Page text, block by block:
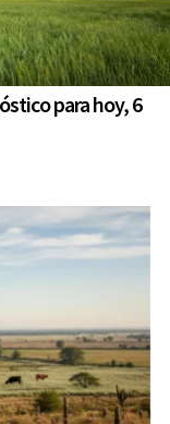
para hoy, 6